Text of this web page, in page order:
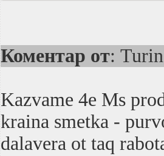
Коментар от: Turin
Kazvame 4e Ms
kraina smetka -
dalavera ot taq